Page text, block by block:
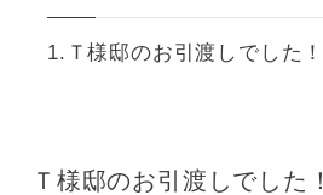
Ｔ様邸のお引渡しでした！
Ｔ様邸のお引渡しでした！